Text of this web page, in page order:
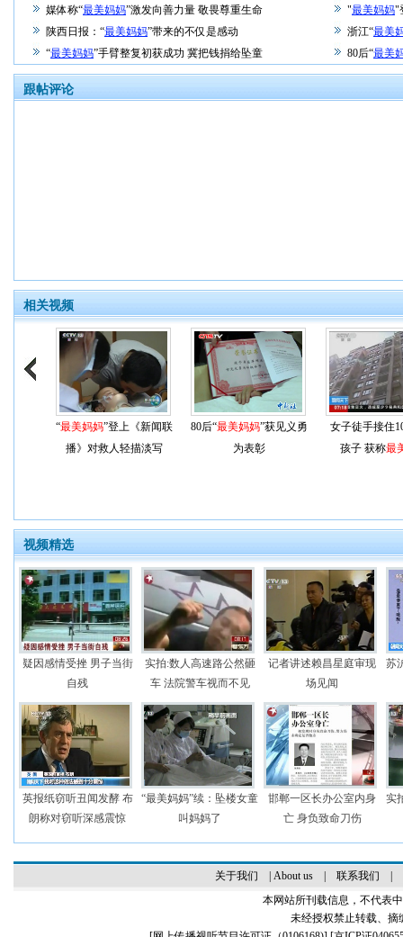
媒体称“最美妈妈”激发向善力量 敬畏尊重生命 "最美妈妈"
陕西日报：“最美妈妈”带来的不仅是感动 浙江“最美
“最美妈妈”手臂整复初获成功 冀把钱捐给坠童 80后“最美
跟帖评论
相关视频
“最美妈妈”登上《新闻联
播》对救人轻描淡写
80后“最美妈妈”获见义勇
为表彰
女子徒手接住
孩子 获称最
视频精选
疑因感情受挫 男子当街
自残
实拍:数人高速路公然砸
车 法院警车视而不见
记者讲述赖昌星庭审现
场见闻
苏
英报纸窃听丑闻发酵 布
朗称对窃听深感震惊
“最美妈妈”续：坠楼女童
叫妈妈了
邯郸一区长办公室内身
亡 身负致命刀伤
实
关于我们 About us| 联系我们
本网站所刊载信息，不代表
未经授权禁止转载、摘